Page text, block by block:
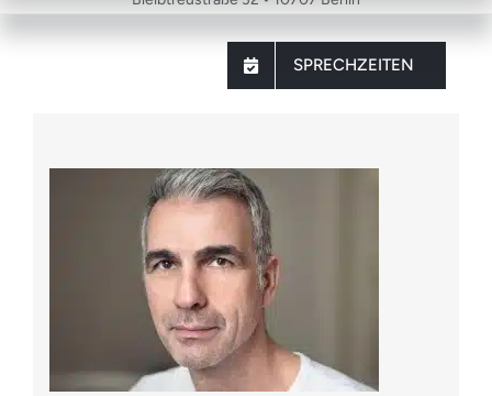
Home
SPRECHZEITEN